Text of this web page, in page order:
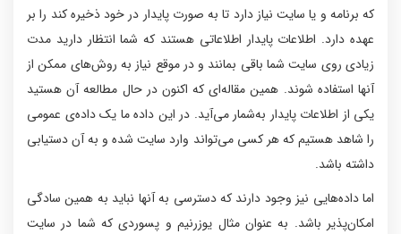
که برنامه و یا سایت نیاز دارد تا به صورت پایدار در خود ذخیره کند را بر
عهده دارد. اطلاعات پایدار اطلاعاتی هستند که شما انتظار دارید مدت
زیادی روی سایت شما باقی بمانند و در موقع نیاز به روش‌های ممکن از
آنها استفاده شوند. همین مقاله‌ای که اکنون در حال مطالعه آن هستید
یکی از اطلاعات پایدار به‌شمار می‌آید. در این داده ما یک داده‌ی عمومی
را شاهد هستیم که هر کسی می‌تواند وارد سایت شده و به آن دستیابی
داشته باشد.
اما داده‌هایی نیز وجود دارند که دسترسی به آنها نباید به همین سادگی
امکان‌پذیر باشد. به عنوان مثال یوزرنیم و پسوردی که شما در سایت